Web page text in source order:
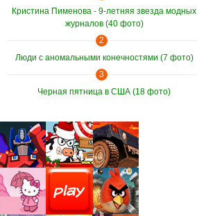
Кристина Пименова - 9-летняя звезда модных
журналов (40 фото)
2
Люди с аномальными конечностями (7 фото)
3
Черная пятница в США (18 фото)